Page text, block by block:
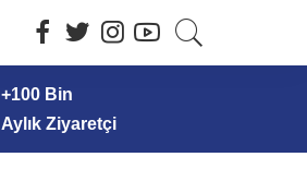
+100 Bin
Aylık Ziyaretçi